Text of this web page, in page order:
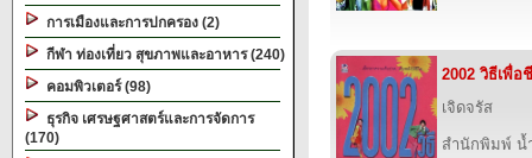
การเมืองและการปกครอง (2)
กีฬา ท่องเที่ยว สุขภาพและอาหาร (240)
คอมพิวเตอร์ (98)
ธุรกิจ เศรษฐศาสตร์และการจัดการ
(170)
2002 วิธีเพื่อ
เจิดจรัส
สำนักพิมพ์ น้